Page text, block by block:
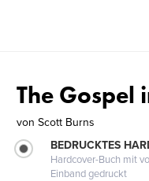
The Gospel
von Scott Burns
BEDRUCKTES
Hardcover-Buch mit
Einband gedruckt